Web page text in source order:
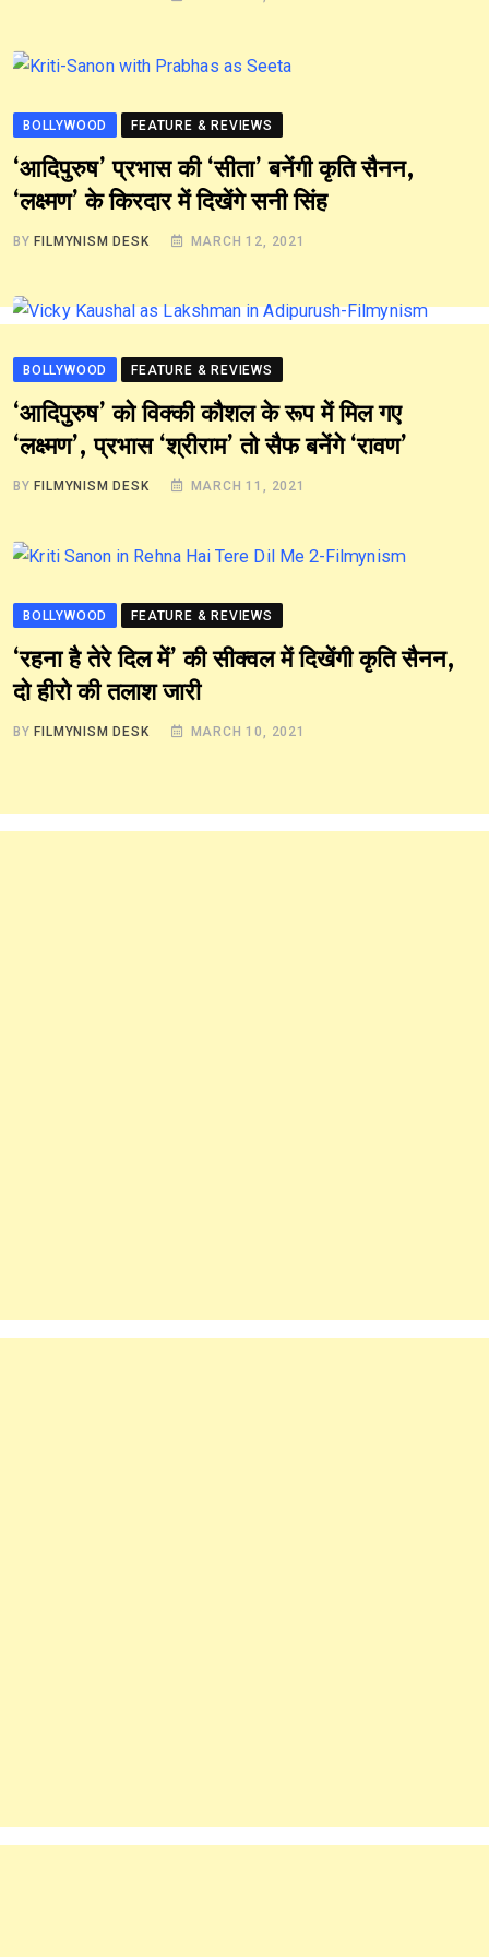
BOLLYWOOD FEATURE & REVIEWS
‘आदिपुरुष’ प्रभास की ‘सीता’ बनेंगी कृति सैनन,
‘लक्ष्मण’ के किरदार में दिखेंगे सनी सिंह
BYFILMYNISM DESK MARCH 12, 2021
BOLLYWOOD FEATURE & REVIEWS
‘आदिपुरुष’ को विक्की कौशल के रूप में मिल गए
‘लक्ष्मण’, प्रभास ‘श्रीराम’ तो सैफ बनेंगे ‘रावण’
BY FILMYNISM DESK MARCH 11, 2021
BOLLYWOOD FEATURE & REVIEWS
‘रहना है तेरे दिल में’ की सीक्वल में दिखेंगी कृति सैनन,
दो हीरो की तलाश जारी
BY FILMYNISM DESK MARCH 10, 2021